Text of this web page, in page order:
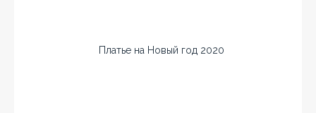
Платье на Новый год 2020